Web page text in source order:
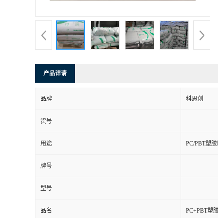
产品详请
品牌 科思创
货号
用途 PC/PBT塑
牌号
型号
品名 PC+PBT塑